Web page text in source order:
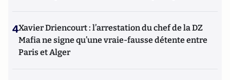
4Xavier Driencourt : l’arrestation du chef de la DZ
Mafia ne signe qu’une vraie-fausse détente entre
Paris et Alger